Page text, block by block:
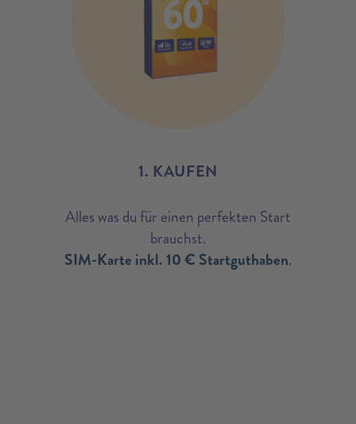
1. KAUFEN
Alles was du für einen perfekten Start
brauchst.
SIM-Karte inkl. 10 € Startguthaben.